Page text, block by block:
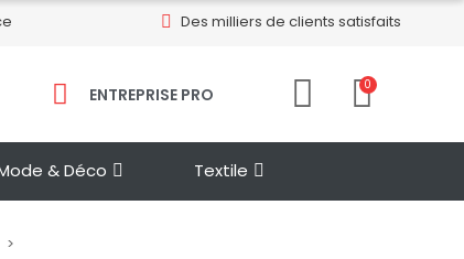
Des milliers de clients satisfaits
ENTREPRISE PRO​ 0
& Déco Textile